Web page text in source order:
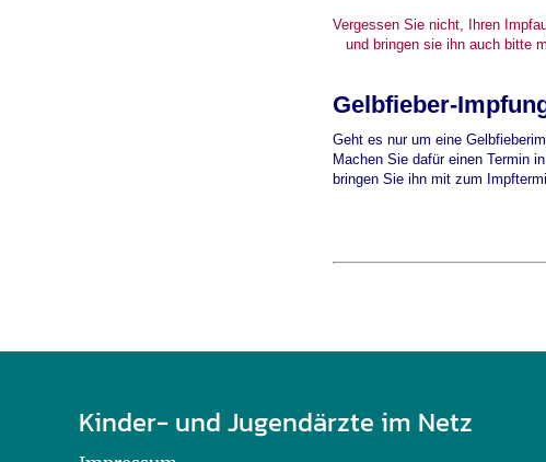
Vergessen Sie nicht, Ihren
und bringen sie ihn auch bitte
Gelbfieber-
Geht es nur um eine
Machen Sie dafür einen Termin
bringen Sie ihn mit zum
Kinder- und Jugendärzte im Netz